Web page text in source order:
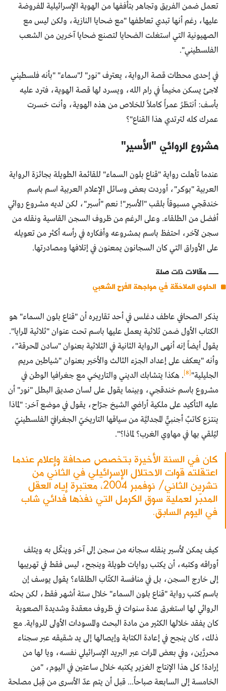
تعمل ضمن الفريق وتجاهر بتأففها من الهوية الإسرائيلية المفروضة
عليها، رغم أنها تبدي تعاطفها "مع ضحايا النازية، ولكن ليس مع
الصهيونية التي استغلت الضحايا لتصنع ضحايا آخرين من الشعب
الفلسطيني".
في إحدى محطات قصة الرواية، يعترف "نور" لـ"سماء" "بأنه فلسطيني
لاجئ يسكن مخيماً في رام الله، ويسرد لها قصة الهوية، فترد عليه
بأسف: أنتظرُ عمراً كاملاً للخلاص من هذه الهوية، وأنت خسرت
عمرك كله لترتدي هذا القناع"؟
مشروع الروائي "الأسير"
عندما تأهلت رواية "قناع بلون السماء" للقائمة الطويلة بجائزة الرواية
العربية "بوكر"، أوردت بعض وسائل الإعلام العربية اسم باسم
خندقجي مسبوقاً بلقب "الأسير"! نعم "أسير"، لكن لديه مشروع روائي
أفضل من الطلقاء. وعلى الرغم من ظروف السجن القاسية ونقله من
سجن لآخر، احتفظ باسم بمشروعه وأفكاره في رأسه أكثر من تعويله
على الأوراق التي كان السجانون يمعنون في إتلافها ومصادرتها.
مقالات ذات صلة
الحلوى الملاحَقة في مواجهة الفرح الشعبي
يذكر الصحافي عاطف دغلس في أحد تقاريره أن "قناع بلون السماء" هو
الكتاب الأول ضمن ثلاثية يعمل عليها باسم تحت عنوان "ثلاثية المرايا".
يقول أيضاً إنه أنهى الرواية الثانية في الثلاثية بعنوان "سادن المحرقة"،
وأنه "يعكف على إعداد الجزء الثالث والأخير بعنوان "شياطين مريم
الجليلية"[8]
. هكذا يتشابك الديني والتاريخي مع جغرافيا الوطن في
مشروع باسم خندقجي، وبينما يقول على لسان صديق البطل "نور" أن
عليه التأكيد على ملكية أراضي الشيخ جرّاح، يقول في موضع آخر: "لماذا
ينتزع كاتبٌ أجنبيٌّ المجدليَّة من سياقها التاريخيّ الجغرافيّ الفلسطينيّ
ليُلقي بها في مهاوي الغرب؟ لماذا؟".
كان في السنة الأخيرة بتخصص صحافة وإعلام عندما
اعتقلته قوات الاحتلال الإسرائيلي في الثاني من
تشرين الثاني/ نوفمبر 2004، معتبرة إياه العقل
المدبّر لعملية سوق الكرمل التي نفذها فدائي شاب
في اليوم السابق.
كيف يمكن لأسير ينقله سجانه من سجن إلى آخر وينكّل به ويتلف
أوراقه وكتبه، أن يكتب روايات طويلة وينجح، ليس فقط في تهريبها
إلى خارج السجن، بل في منافسة الكتّاب الطلقاء؟ يقول يوسف إن
باسم كتب رواية "قناع بلون السماء" خلال ستة أشهر فقط، لكن بحثه
الروائي لها استغرق عدة سنوات في ظروف معقدة وشديدة الصعوبة
كان يفقد خلالها الكثير من مادة البحث والمسودات الأولى للرواية. مع
ذلك، كان ينجح في إعادة الكتابة وإيصالها إلى يد شقيقه عبر سجناء
محررَّين، وفي بعض المرات عبر البريد الإسرائيلي نفسه، ويا لها من
إرادة! كل هذا الإنتاج الغزير يكتبه خلال ساعتين في اليوم، "من
الخامسة إلى السابعة صباحاً... قبل أن يتم عدّ الأسرى من قِبل مصلحة